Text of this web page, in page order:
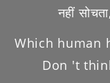
नहीं
Which human
Don 't